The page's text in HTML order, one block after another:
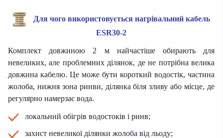
Для чого використовується нагрівальний кабель
ESR30-2
Комплект довжиною 2 м найчастіше обирають для
невеликих, але проблемних ділянок, де не потрібна велика
довжина кабелю. Це може бути короткий водостік, частина
жолоба, нижня зона ринви, ділянка біля зливу або місце, де
регулярно намерзає вода.
локальний обігрів водостоків і ринв;
захист невеликої ділянки жолоба від льоду;